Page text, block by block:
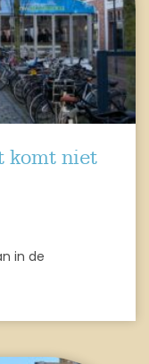
komt niet
in de